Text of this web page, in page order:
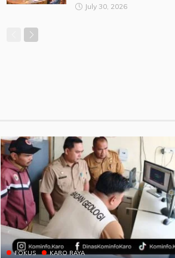
July 30, 2026
FOKUS KARO RAYA